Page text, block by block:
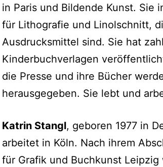
in Paris und Bildende Kunst. Sie
für Lithografie und Linolschnitt,
Ausdrucksmittel sind. Sie hat
Kinderbuchverlagen
die Presse und ihre Bücher
herausgegeben. Sie lebt und
Katrin Stangl, geboren 1977 in
arbeitet in Köln. Nach ihrem
für Grafik und Buchkunst